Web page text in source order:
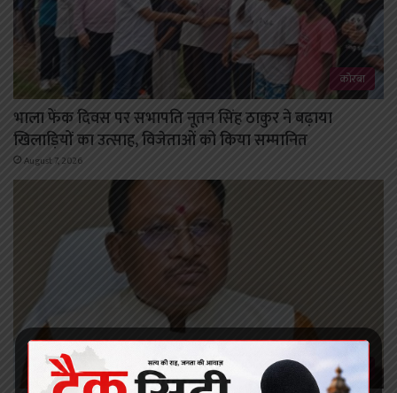
कोरबा
भाला फेंक दिवस पर सभापति नूतन सिंह ठाकुर ने बढ़ाया
खिलाड़ियों का उत्साह, विजेताओं को किया सम्मानित
August 7, 2026
रायपुर